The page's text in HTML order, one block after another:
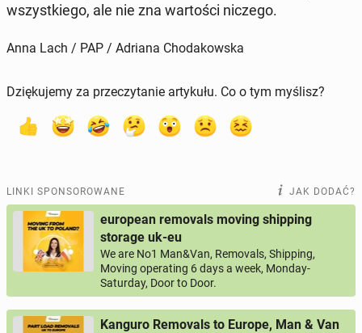
wszyst­kie­go, ale nie zna war­to­ści niczego.
Anna Lach / PAP / Adriana Chodakowska
Dziękujemy za przeczytanie artykułu. Co o tym myślisz?
LINKI SPONSOROWANE JAK DODAĆ?
european removals moving shipping
storage uk-eu
We are No1 Man&Van, Removals, Shipping,
Moving operating 6 days a week, Monday-
Saturday, Door to Door.
Kanguro Removals to Europe, Man & Van